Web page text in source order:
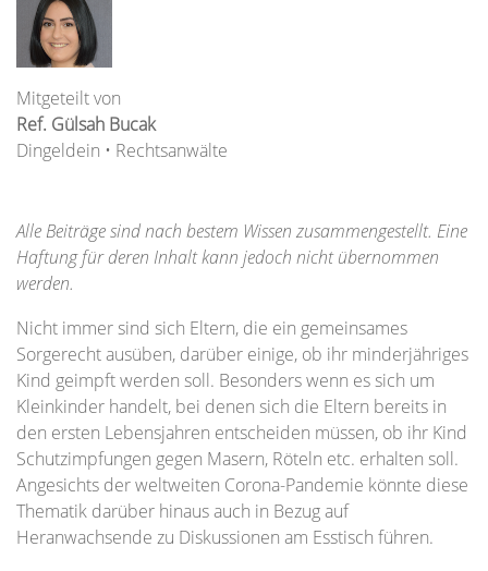
Nicht immer sind sich Eltern, die ein gemeinsames
Sorgerecht ausüben, darüber einige, ob ihr minderjähriges
Kind geimpft werden soll. Besonders wenn es sich um
Kleinkinder handelt, bei denen sich die Eltern bereits in
den ersten Lebensjahren entscheiden müssen, ob ihr Kind
Schutzimpfungen gegen Masern, Röteln etc. erhalten soll.
Angesichts der weltweiten Corona-Pandemie könnte diese
Thematik darüber hinaus auch in Bezug auf
Heranwachsende zu Diskussionen am Esstisch führen.
Mitgeteilt von
Ref. Gülsah Bucak
Dingeldein • Rechtsanwälte
Alle Beiträge sind nach bestem Wissen zusammengestellt. Eine
Haftung für deren Inhalt kann jedoch nicht übernommen
werden.